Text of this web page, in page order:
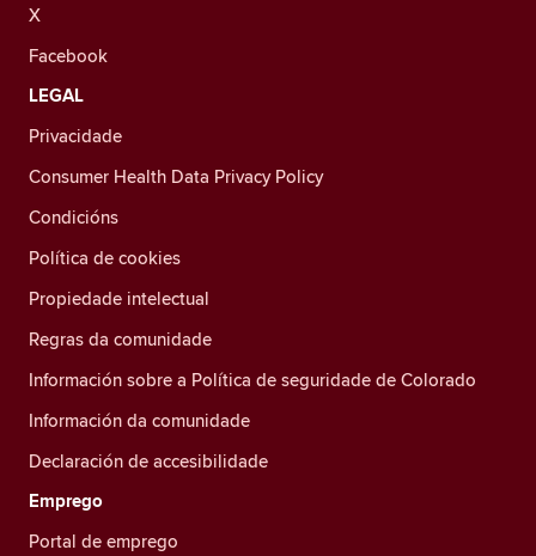
X
Facebook
LEGAL
Privacidade
Consumer Health Data Privacy Policy
Condicións
Política de cookies
Propiedade intelectual
Regras da comunidade
Información sobre a Política de seguridade de Colorado
Información da comunidade
Declaración de accesibilidade
Emprego
Portal de emprego